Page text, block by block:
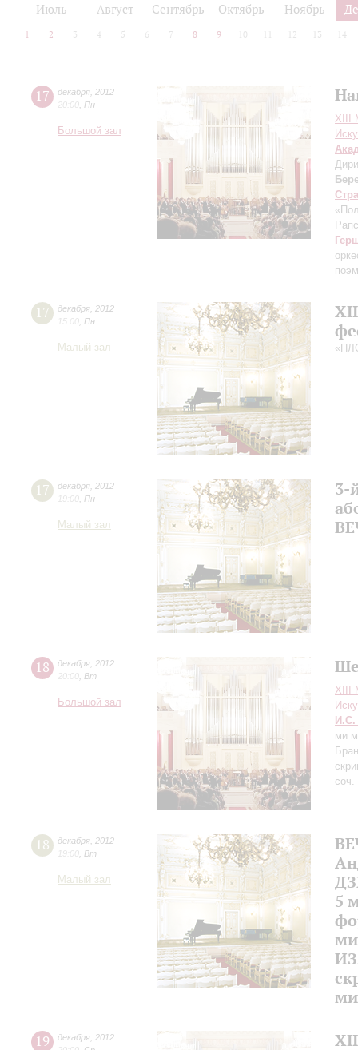
Июль Август Сентябрь Октябрь Ноябрь
1 2 3 4 5 6 7 8 9 10 12 13 14
17 декабря 2012
20:00 Пн
Большой зал
XIII
17 декабря 2012
15:00 Пн
Малый зал
17 декабря 2012
19:00 Пн
Малый зал
3-
18 декабря 2012
20:00 Вт
Большой зал
XIII
И.С.
ми
18 декабря 2012
19:00 Вт
Малый зал
5
19 декабря 2012